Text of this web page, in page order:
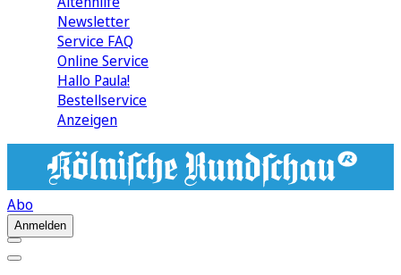
Newsletter
Service FAQ
Online Service
Hallo Paula!
Bestellservice
Anzeigen
Abo
Anmelden